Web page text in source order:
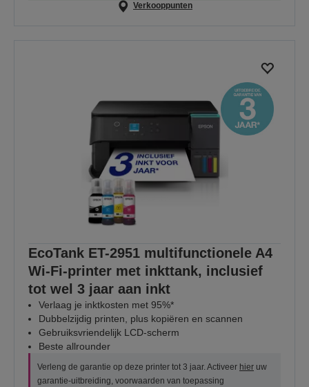
Verkooppunten
EcoTank ET-2951 multifunctionele A4
Wi-Fi-printer met inkttank, inclusief
tot wel 3 jaar aan inkt
Verlaag je inktkosten met 95%*
Dubbelzijdig printen, plus kopiëren en scannen
Gebruiksvriendelijk LCD-scherm
Beste allrounder
Verleng de garantie op deze printer tot 3 jaar. Activeer hier uw
garantie-uitbreiding, voorwaarden van toepassing